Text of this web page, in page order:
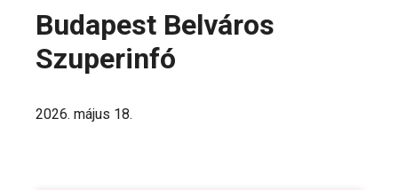
Budapest Belváros
Szuperinfó
2026. május 18.